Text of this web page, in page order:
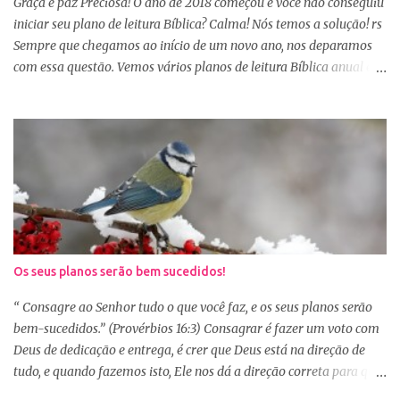
Provérbios dizendo que o coração alegre aformoseia o rosto. A
alegr...
iniciar seu plano de leitura Bíblica? Calma! Nós temos a solução! rs
Sempre que chegamos ao início de um novo ano, nos deparamos
com essa questão. Vemos vários planos de leitura Bíblica anual e
janeiro, principalmente as mulheres que muitas vezes recebem os
familiares em casa e precisam preparar várias coisas, ou então
aquela viagem de férias, e os dias se passaram e você não iniciou
sua leitura. E quando pegamos um plano de leitura Bíblica que
começa no dia primeiro de janeiro e percebemos que já estamos
no dia 20, desanimamos e acabamos deixando para o próximo
ano e assim vai... Outra situação que desanima é iniciar lendo
vários capítulos por dia, muitas até conseguem iniciar no dia
primeiro de janeiro, mas como não estão acostumas com a leitura
e também com a dificuldade de entendi...
Os seus planos serão bem sucedidos!
“ Consagre ao Senhor tudo o que você faz, e os seus planos serão
bem-sucedidos.” (Provérbios 16:3) Consagrar é fazer um voto com
Deus de dedicação e entrega, é crer que Deus está na direção de
tudo, e quando fazemos isto, Ele nos dá a direção correta para que